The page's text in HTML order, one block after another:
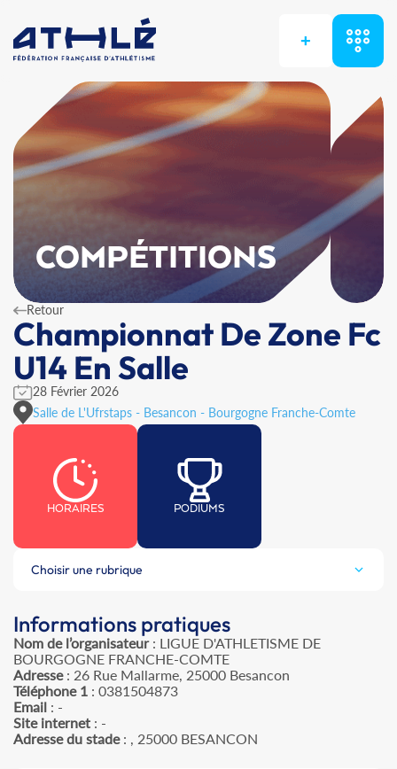
+
COMPÉTITIONS
Retour
Championnat De Zone Fc
U14 En Salle
28 Février 2026
Salle de L'Ufrstaps - Besancon - Bourgogne Franche-Comte
HORAIRES PODIUMS
Choisir une rubrique
Informations pratiques
Nom de l’organisateur: LIGUE D'ATHLETISME DE
BOURGOGNE FRANCHE-COMTE
Adresse: 26 Rue Mallarme, 25000 Besancon
Téléphone 1 : 0381504873
Email : -
Site internet : -
Adresse du stade: , 25000 BESANCON